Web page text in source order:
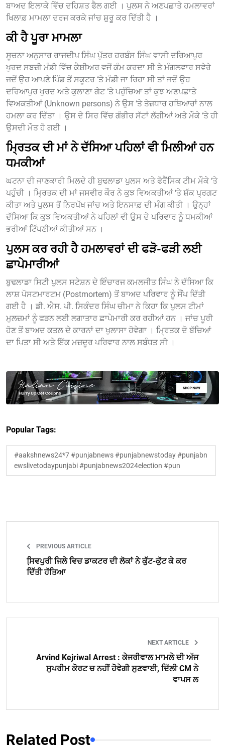
ਬਾਅਦ ਇਲਾਕੇ ਵਿੱਚ ਦਹਿਸ਼ਤ ਫੈਲ ਗਈ । ਪੁਲਸ ਨੇ ਅਣਪਛਾਤੇ ਹਮਲਾਵਰਾਂ
ਖਿਲਾਫ਼ ਮਾਮਲਾ ਦਰਜ ਕਰਕੇ ਜਾਂਚ ਸ਼ੁਰੂ ਕਰ ਦਿੱਤੀ ਹੈ ।
ਕੀ ਹੈ ਪੂਰਾ ਮਾਮਲਾ
ਸੂਚਨਾ ਅਨੁਸਾਰ ਰਾਜਦੀਪ ਸਿੰਘ ਪੁੱਤਰ ਹਰਬੰਸ ਸਿੰਘ ਵਾਸੀ ਦਰਿਆਪੁਰ
ਖੁਰਦ ਸਬਜ਼ੀ ਮੰਡੀ ਵਿੱਚ ਕੈਸ਼ੀਅਰ ਵਜੋਂ ਕੰਮ ਕਰਦਾ ਸੀ ਤੇ ਮੰਗਲਵਾਰ ਸਵੇਰੇ
ਜਦੋਂ ਉਹ ਆਪਣੇ ਪਿੰਡ ਤੋਂ ਸਕੂਟਰ ‘ਤੇ ਮੰਡੀ ਜਾ ਰਿਹਾ ਸੀ ਤਾਂ ਜਦੋਂ ਉਹ
ਦਰਿਆਪੁਰ ਖੁਰਦ ਅਤੇ ਕੁਲਾਣਾ ਗੇਟ ‘ਤੇ ਪਹੁੰਚਿਆ ਤਾਂ ਕੁਝ ਅਣਪਛਾਤੇ
ਵਿਅਕਤੀਆਂ (Unknown persons) ਨੇ ਉਸ ‘ਤੇ ਤੇਜ਼ਧਾਰ ਹਥਿਆਰਾਂ ਨਾਲ
ਹਮਲਾ ਕਰ ਦਿੱਤਾ । ਉਸ ਦੇ ਸਿਰ ਵਿੱਚ ਗੰਭੀਰ ਸੱਟਾਂ ਲੱਗੀਆਂ ਅਤੇ ਮੌਕੇ ‘ਤੇ ਹੀ
ਉਸਦੀ ਮੌਤ ਹੋ ਗਈ ।
ਮ੍ਰਿਤਕ ਦੀ ਮਾਂ ਨੇ ਦੱਸਿਆ ਪਹਿਲਾਂ ਵੀ ਮਿਲੀਆਂ ਹਨ
ਧਮਕੀਆਂ
ਘਟਨਾ ਦੀ ਜਾਣਕਾਰੀ ਮਿਲਦੇ ਹੀ ਬੁਢਲਾਡਾ ਪੁਲਸ ਅਤੇ ਫੋਰੈਂਸਿਕ ਟੀਮ ਮੌਕੇ ‘ਤੇ
ਪਹੁੰਚੀ । ਮ੍ਰਿਤਕ ਦੀ ਮਾਂ ਜਸਵੀਰ ਕੌਰ ਨੇ ਕੁਝ ਵਿਅਕਤੀਆਂ ‘ਤੇ ਸ਼ੱਕ ਪ੍ਰਗਟ
ਕੀਤਾ ਅਤੇ ਪੁਲਸ ਤੋਂ ਨਿਰਪੱਖ ਜਾਂਚ ਅਤੇ ਇਨਸਾਫ਼ ਦੀ ਮੰਗ ਕੀਤੀ । ਉਨ੍ਹਾਂ
ਦੱਸਿਆ ਕਿ ਕੁਝ ਵਿਅਕਤੀਆਂ ਨੇ ਪਹਿਲਾਂ ਵੀ ਉਸ ਦੇ ਪਰਿਵਾਰ ਨੂੰ ਧਮਕੀਆਂ
ਭਰੀਆਂ ਟਿੱਪਣੀਆਂ ਕੀਤੀਆਂ ਸਨ ।
ਪੁਲਸ ਕਰ ਰਹੀ ਹੈ ਹਮਲਾਵਰਾਂ ਦੀ ਫੜੋ-ਫੜੀ ਲਈ
ਛਾਪੇਮਾਰੀਆਂ
ਬੁਢਲਾਡਾ ਸਿਟੀ ਪੁਲਸ ਸਟੇਸ਼ਨ ਦੇ ਇੰਚਾਰਜ ਕਮਲਜੀਤ ਸਿੰਘ ਨੇ ਦੱਸਿਆ ਕਿ
ਲਾਸ਼ ਪੋਸਟਮਾਰਟਮ (Postmortem) ਤੋਂ ਬਾਅਦ ਪਰਿਵਾਰ ਨੂੰ ਸੌਂਪ ਦਿੱਤੀ
ਗਈ ਹੈ । ਡੀ. ਐਸ. ਪੀ. ਸਿਕੰਦਰ ਸਿੰਘ ਚੀਮਾ ਨੇ ਕਿਹਾ ਕਿ ਪੁਲਸ ਟੀਮਾਂ
ਮੁਲਜ਼ਮਾਂ ਨੂੰ ਫੜਨ ਲਈ ਲਗਾਤਾਰ ਛਾਪੇਮਾਰੀ ਕਰ ਰਹੀਆਂ ਹਨ । ਜਾਂਚ ਪੂਰੀ
ਹੋਣ ਤੋਂ ਬਾਅਦ ਕਤਲ ਦੇ ਕਾਰਨਾਂ ਦਾ ਖੁਲਾਸਾ ਹੋਵੇਗਾ । ਮ੍ਰਿਤਕ ਦੋ ਬੱਚਿਆਂ
ਦਾ ਪਿਤਾ ਸੀ ਅਤੇ ਇੱਕ ਮਜ਼ਦੂਰ ਪਰਿਵਾਰ ਨਾਲ ਸਬੰਧਤ ਸੀ ।
Popular Tags:
#aakshnews24*7 #punjabnews #punjabnewstoday #punjabn
ewslivetodaypunjabi #punjabnews2024election #pun
PREVIOUS ARTICLE
ਸਿ਼ਵਪੁਰੀ ਜਿਲੇ ਵਿਚ ਡਾਕਟਰ ਦੀ ਲੋਕਾਂ ਨੇ ਕੁੱਟ-ਕੁੱਟ ਕੇ ਕਰ
ਦਿੱਤੀ ਹੱਤਿਆ
NEXT ARTICLE
Arvind Kejriwal Arrest : ਕੇਜਰੀਵਾਲ ਮਾਮਲੇ ਦੀ ਅੱਜ
ਸੁਪਰੀਮ ਕੋਰਟ ਚ ਨਹੀਂ ਹੋਵੇਗੀ ਸੁਣਵਾਈ, ਦਿੱਲੀ CM ਨੇ
ਵਾਪਸ ਲ
Related Post